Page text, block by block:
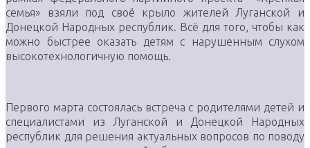
семья» взяли под своё крыло жителей Луганской и
Донецкой Народных республик. Всё для того, чтобы как
можно быстрее оказать детям с нарушенным слухом
высокотехнологичную помощь.
Первого марта состоялась встреча с родителями детей и
специалистами из Луганской и Донецкой Народных
республик для решения актуальных вопросов по поводу